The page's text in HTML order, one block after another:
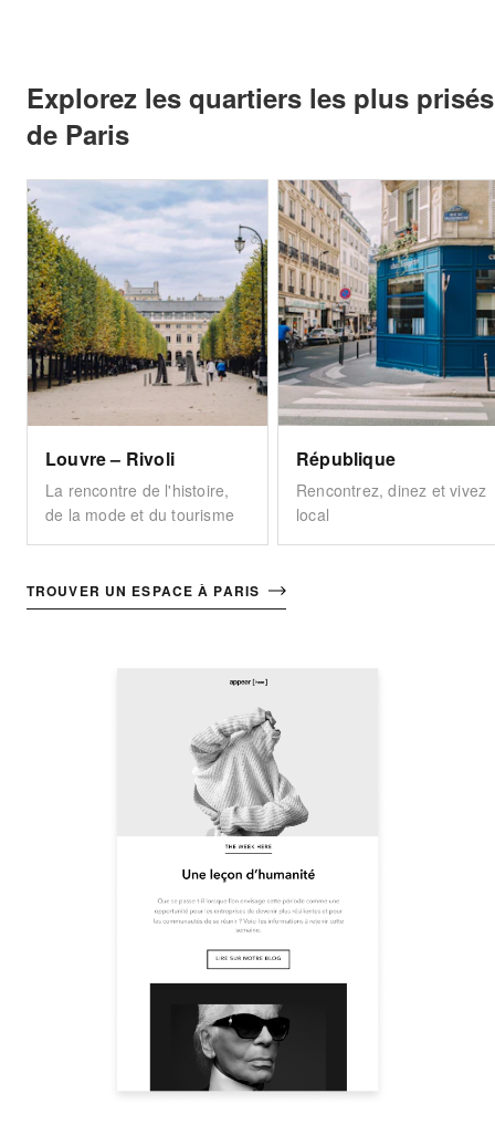
Explorez les quartiers les plus prisés
de Paris
Louvre – Rivoli
La rencontre de l'histoire,
de la mode et du tourisme
République
Rencontrez, dinez et vivez
local
TROUVER UN ESPACE À PARIS